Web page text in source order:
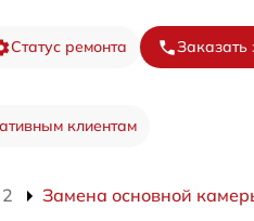
Статус ремонта Заказать
клиентам
Замена основной